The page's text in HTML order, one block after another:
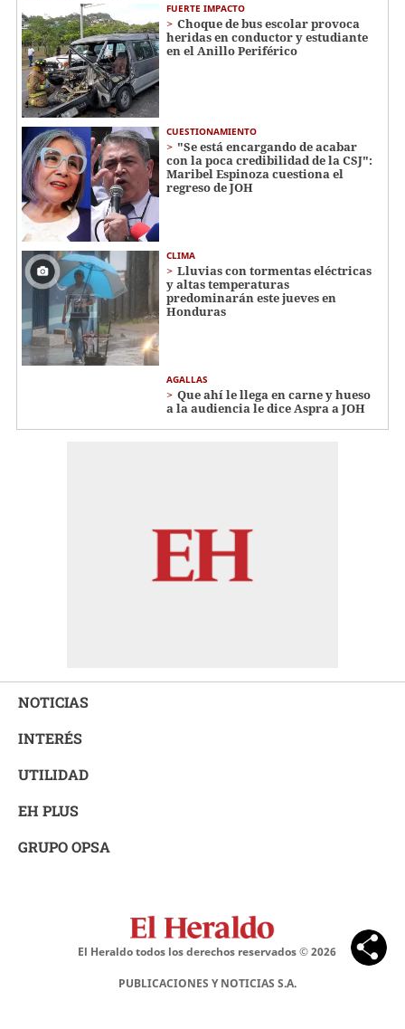
FUERTE IMPACTO
Choque de bus escolar provoca
heridas en conductor y estudiante
en el Anillo Periférico
CUESTIONAMIENTO
"Se está encargando de acabar
con la poca credibilidad de la CSJ":
Maribel Espinoza cuestiona el
regreso de JOH
CLIMA
Lluvias con tormentas eléctricas
y altas temperaturas
predominarán este jueves en
Honduras
AGALLAS
Que ahí le llega en carne y hueso
a la audiencia le dice Aspra a JOH
NOTICIAS
INTERÉS
UTILIDAD
EH PLUS
GRUPO OPSA
El Heraldo todos los derechos reservados ©2026
PUBLICACIONES Y NOTICIAS S.A.